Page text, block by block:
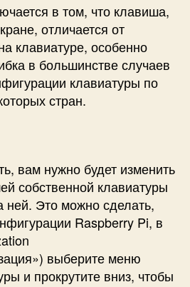
в том, что клавиша,
отличается от
клавиатуре, особенно
в большинстве случаев
клавиатуры по
стран.
вам нужно будет изменить
собственной клавиатуры
ней. Это можно сделать,
Raspberry Pi, в
выберите меню
и прокрутите вниз, чтобы